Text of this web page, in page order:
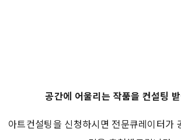
공간에 어울리는 작품을 컨설팅
아트컨설팅을 신청하시면 전문큐레이터가